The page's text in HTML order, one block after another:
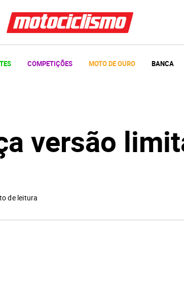
COMPETIÇÕES MOTO DE OURO BANCA
versão
de leitura